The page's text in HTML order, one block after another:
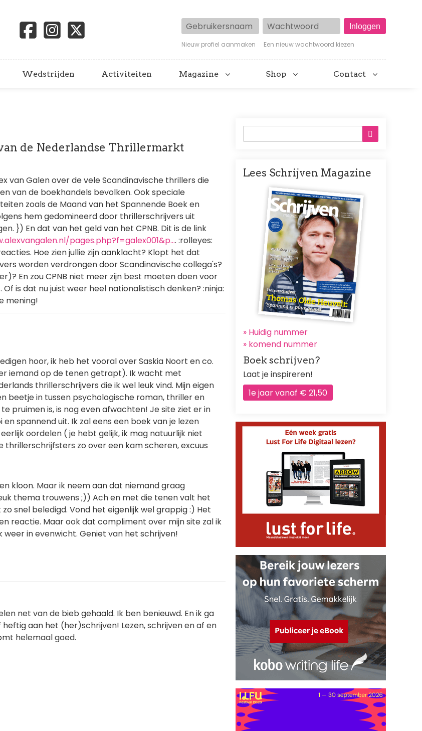
Gebruikersnaam Wachtwoord
Nieuw profiel aanmaken Een nieuw wachtwoord kiezen
Wedstrijden Activiteiten Magazine Shop Contact
de Nederlandse Thrillermarkt
van Galen over de vele Scandinavische thrillers die
van de boekhandels bevolken. Ook speciale
zoals de Maand van het Spannende Boek en
hem gedomineerd door thrillerschrijvers uit
}) En dat van het geld van het CPNB. Dit is de link
pages.php?f=galex001&p…. :rolleyes:
Hoe zien jullie zijn aanklacht? Klopt het dat
worden verdrongen door Scandinavische collega's?
En zou CPNB niet meer zijn best moeten doen voor
is dat nu juist weer heel nationalistisch denken? :ninja:
mening!
hoor, ik heb het vooral over Saskia Noort en co.
iemand op de tenen getrapt). Ik wacht met
thrillerschrijvers die ik wel leuk vind. Mijn eigen
beetje in tussen psychologische roman, thriller en
te pruimen is, is nog even afwachten! Je site ziet er in
en spannend uit. Ik zal eens een boek van je lezen
oordelen ( je hebt gelijk, ik mag natuurlijk niet
thrillerschrijfsters zo over een kam scheren, excuus
kloon. Maar ik neem aan dat niemand graag
thema trouwens ;)) Ach en met die tenen valt het
snel beledigd. Vond het eigenlijk wel grappig :) Het
reactie. Maar ook dat compliment over mijn site zal ik
weer in evenwicht. Geniet van het schrijven!
net van de bieb gehaald. Ik ben benieuwd. En ik ga
aan het (her)schrijven! Lezen, schrijven en af en
helemaal goed.
Lees Schrijven Magazine
Afbeelding
» Huidig nummer
» komend nummer
Boek schrijven?
Laat je inspireren!
1e jaar vanaf € 21,50